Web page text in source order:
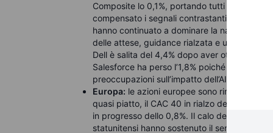
Composite lo 0,1%, portando tutti e tre gli
compensato i segnali contrastanti sui
hanno continuato a dominare la narrativa
delle attese, guidance rialzata e un
Dell è salita del 4,4% dopo aver ottenuto un
Salesforce ha perso l’1,8% poiché
preoccupazioni sull’impatto dell’AI.
Europa: le azioni europee sono rimaste più
quasi piatto, il CAC 40 in rialzo dello 0,4% a
in progresso dello 0,8%. Il calo del petrolio e
statunitensi hanno sostenuto il sentiment,